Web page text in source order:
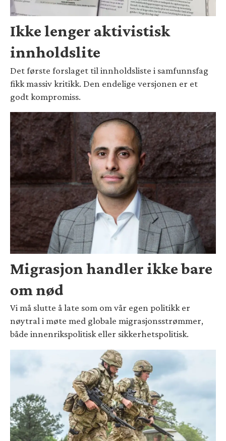
Ikke lenger aktivistisk
innholdslite
Det første forslaget til innholdsliste i samfunnsfag
fikk massiv kritikk. Den endelige versjonen er et
godt kompromiss.
Migrasjon handler ikke bare
om nød
Vi må slutte å late som om vår egen politikk er
nøytral i møte med globale migrasjonsstrømmer,
både innenrikspolitisk eller sikkerhetspolitisk.